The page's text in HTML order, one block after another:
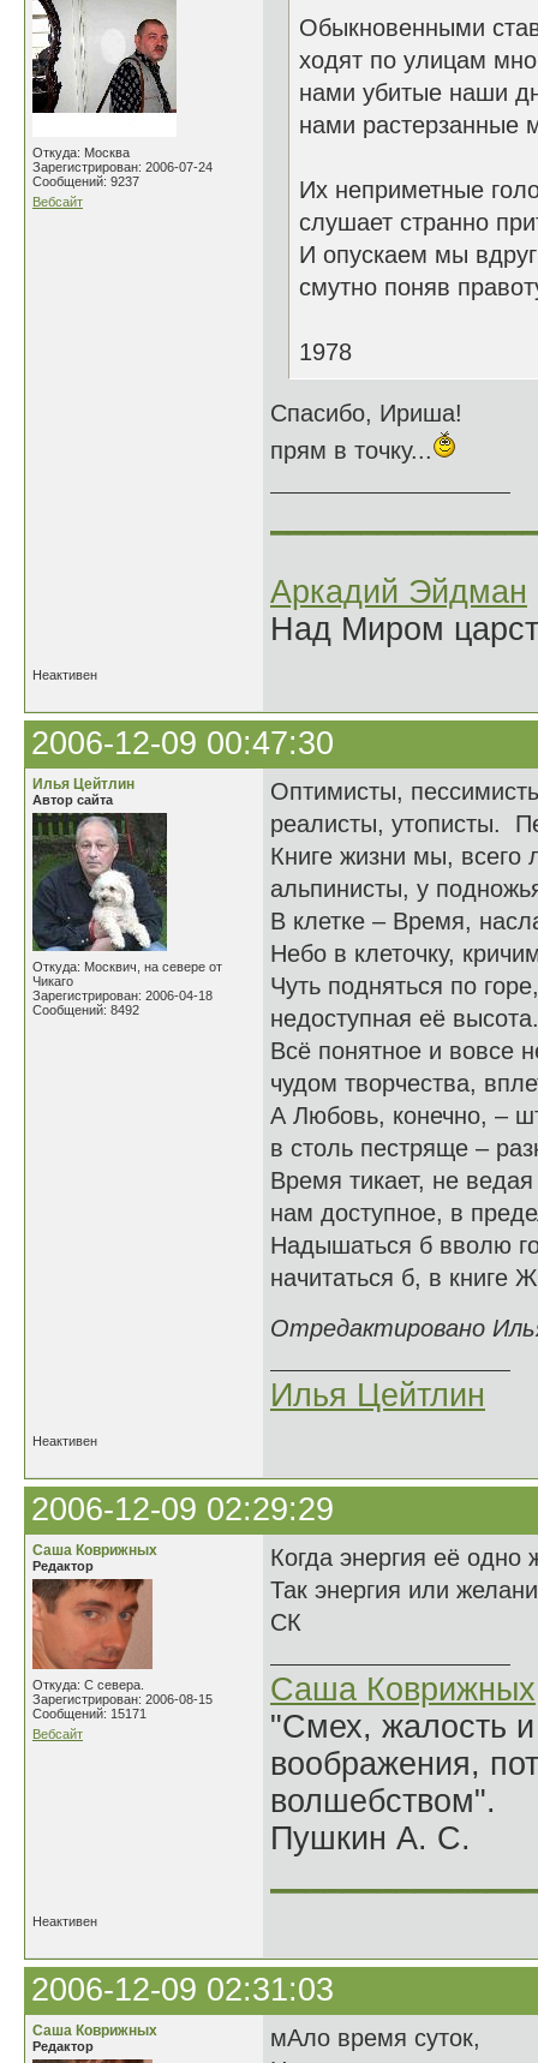
Откуда: Москва
Зарегистрирован: 2006-07-24
Сообщений: 9237
Вебсайт
Обыкновенными
ходят по улицам
нами убитые наши
нами растерзанные
Их неприметные
слушает странно
И опускаем мы вдруг
смутно поняв
1978
Спасибо, Ириша!
прям в точку...
Аркадий Эйдман
Над Миром
Неактивен
2006-12-09 00:47:30
Илья Цейтлин
Автор сайта
Откуда: Москвич, на севере от
Чикаго
Зарегистрирован: 2006-04-18
Сообщений: 8492
Оптимисты,
реалисты, утописты.
Книге жизни мы, всего
альпинисты, у
В клетке – Время,
Небо в клеточку,
Чуть подняться по
недоступная её высота.
Всё понятное и вовсе
чудом творчества,
А Любовь, конечно, –
в столь пестряще –
Время тикает, не
нам доступное, в
Надышаться б вволю
начитаться б, в книге
Отредактировано
Илья Цейтлин
Неактивен
2006-12-09 02:29:29
Саша Коврижных
Редактор
Откуда: С севера.
Зарегистрирован: 2006-08-15
Сообщений: 15171
Вебсайт
Когда энергия её одно
Так энергия или
СК
Саша Коврижных
"Смех, жалость
воображения,
волшебством".
Пушкин А. С.
Неактивен
2006-12-09 02:31:03
Саша Коврижных
Редактор
мАло время суток,